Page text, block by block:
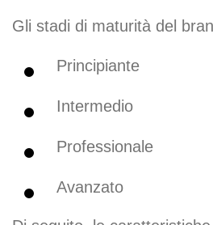
Gli stadi di maturità del
Principiante
Intermedio
Professionale
Avanzato